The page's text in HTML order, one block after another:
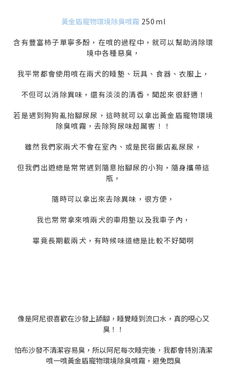
黃金盾寵物環境除臭噴霧 250ml
含有豐富柿子單寧多酚，在噴的過程中，就可以幫助消除環
境中各種惡臭，
我平常都會使用噴在兩犬的睡墊、玩具、食器、衣服上，
不但可以消除異味，還有淡淡的清香，聞起來很舒適！
若是遇到狗狗亂抬腳尿尿，這時就可以拿出黃金盾寵物環境
除臭噴霧，去除狗尿味超厲害！！
雖然我們家兩犬不會在室內、或是民宿飯店亂尿尿，
但我們出遊總是常常遇到隨意抬腳尿的小狗，隨身攜帶這
瓶，
隨時可以拿出來去除異味，很方便，
我也常常拿來噴兩犬的車用墊以及我車子內，
畢竟長期載兩犬，有時候味道總是比較不好聞啊
像是阿尼很喜歡在沙發上舔腳，睡覺睡到流口水，真的噁心又
臭！！
怕布沙發不清潔容易臭，所以阿尼每次睡完後，我都會特別清潔
噴一噴黃金盾寵物環境除臭噴霧，避免悶臭